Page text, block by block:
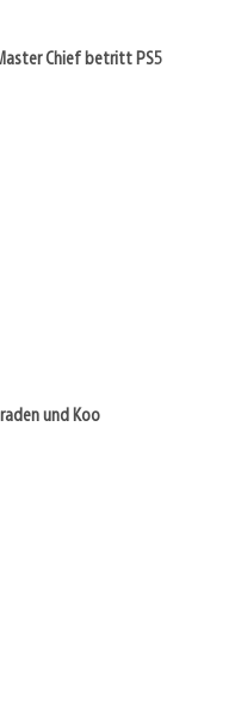
Chief betritt PS5
und Koo